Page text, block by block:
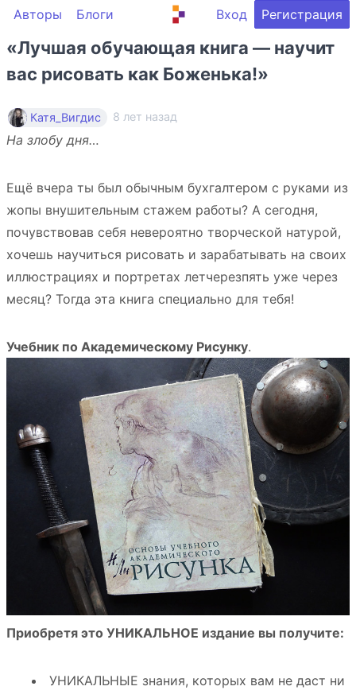
Авторы Блоги Вход Регистрация
«Лучшая обучающая книга — научит
вас рисовать как Боженька!»
Катя_Вигдис 8 лет назад
На злобу дня…
Ещё вчера ты был обычным бухгалтером с руками из
жопы внушительным стажем работы? А сегодня,
почувствовав себя невероятно творческой натурой,
хочешь научиться рисовать и зарабатывать на своих
иллюстрациях и портретах летчерезпять уже через
месяц? Тогда эта книга специально для тебя!
Учебник по Академическому Рисунку.
Приобретя это УНИКАЛЬНОЕ издание вы получите:
УНИКАЛЬНЫЕ знания, которых вам не даст ни